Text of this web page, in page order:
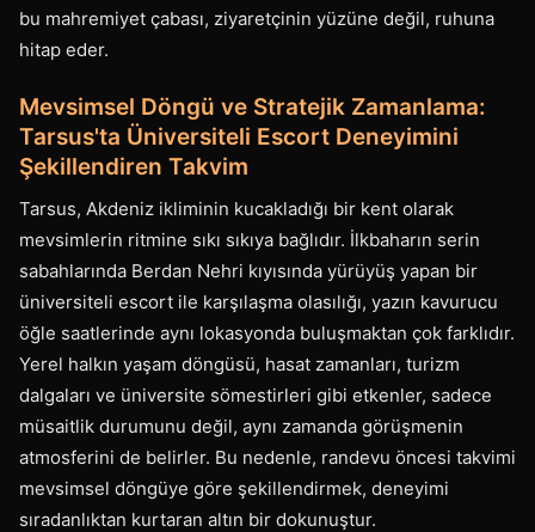
bu mahremiyet çabası, ziyaretçinin yüzüne değil, ruhuna
hitap eder.
Mevsimsel Döngü ve Stratejik Zamanlama:
Tarsus'ta Üniversiteli Escort Deneyimini
Şekillendiren Takvim
Tarsus, Akdeniz ikliminin kucakladığı bir kent olarak
mevsimlerin ritmine sıkı sıkıya bağlıdır. İlkbaharın serin
sabahlarında Berdan Nehri kıyısında yürüyüş yapan bir
üniversiteli escort ile karşılaşma olasılığı, yazın kavurucu
öğle saatlerinde aynı lokasyonda buluşmaktan çok farklıdır.
Yerel halkın yaşam döngüsü, hasat zamanları, turizm
dalgaları ve üniversite sömestirleri gibi etkenler, sadece
müsaitlik durumunu değil, aynı zamanda görüşmenin
atmosferini de belirler. Bu nedenle, randevu öncesi takvimi
mevsimsel döngüye göre şekillendirmek, deneyimi
sıradanlıktan kurtaran altın bir dokunuştur.